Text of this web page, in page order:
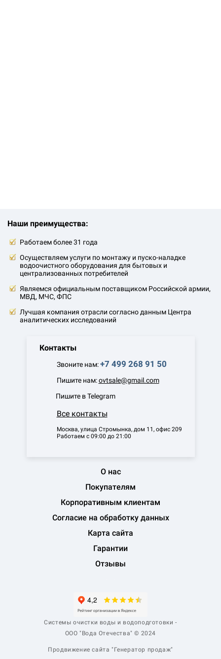
О нас
Покупателям
Корпоративным клиентам
Согласие на обработку данных
Карта сайта
Гарантии
Отзывы
Наши преимущества:
Работаем более 31 года
Осуществляем услуги по монтажу и пуско-наладке
водоочистного оборудования для бытовых и
централизованных потребителей
Являемся официальным поставщиком Российской армии,
МВД, МЧС, ФПС
Лучшая компания отрасли согласно данным Центра
аналитических исследований
Контакты
Звоните нам:+7 499 268 91 50
Пишите нам:ovtsale@gmail.com
Пишите в Telegram
Все контакты
Москва, улица Стромынка, дом 11, офис 209
Работаем с 09:00 до 21:00
Системы очистки воды и водоподготовки -
ООО "Вода Отечества" © 2024
Продвижение сайта "Генератор продаж"